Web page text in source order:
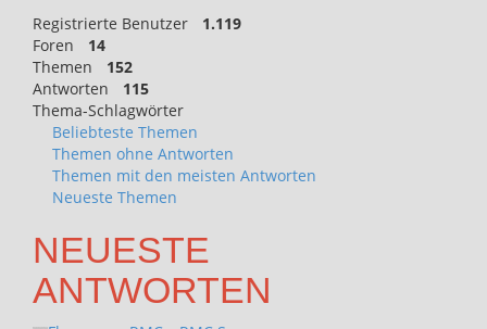
Registrierte Benutzer
1.119
Foren
14
Themen
152
Antworten
115
Thema-Schlagwörter
Beliebteste Themen
Themen ohne Antworten
Themen mit den meisten Antworten
Neueste Themen
NEUESTE
ANTWORTEN